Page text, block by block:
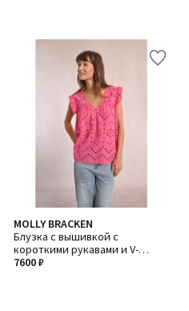
MOLLY BRACKEN
Блузка с вышивкой с
короткими рукавами и V-
образным вырезом
7600 ₽